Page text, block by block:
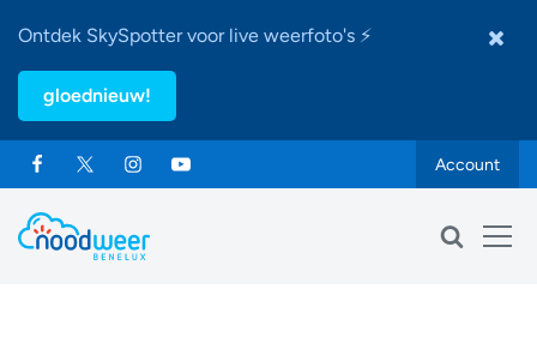
Ontdek SkySpotter voor live weerfoto's ⚡
gloednieuw!
Account